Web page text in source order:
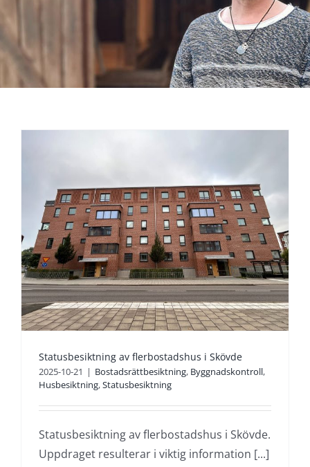
Statusbesiktning av flerbostadshus i Skövde
2025-10-21 | Bostadsrättbesiktning, Byggnadskontroll,
Husbesiktning,Statusbesiktning
Statusbesiktning av flerbostadshus i Skövde.
Uppdraget resulterar i viktig information [...]